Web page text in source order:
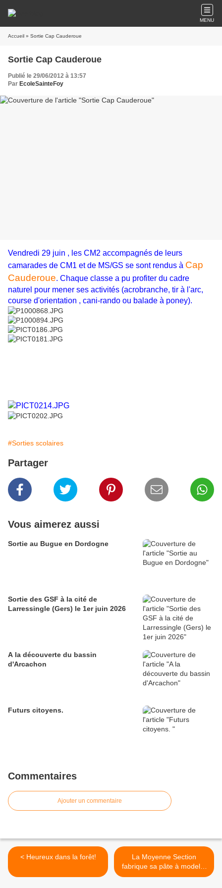
MENU
Accueil » Sortie Cap Cauderoue
Sortie Cap Cauderoue
Publié le 29/06/2012 à 13:57
Par EcoleSainteFoy
Vendredi 29 juin , les CM2 accompagnés de leurs
camarades de CM1 et de MS/GS se sont rendus à Cap
Cauderoue. Chaque classe a pu profiter du cadre
naturel pour mener ses activités (acrobranche, tir à l'arc,
course d'orientation , cani-rando ou balade à poney).
#Sorties scolaires
Partager
Vous aimerez aussi
Sortie au Bugue en Dordogne
Sortie des GSF à la cité de
Larressingle (Gers) le 1er juin 2026
A la découverte du bassin
d'Arcachon
Futurs citoyens.
Commentaires
Ajouter un commentaire
< Heureux dans la forêt!
La Moyenne Section
fabrique sa pâte à modeler
>